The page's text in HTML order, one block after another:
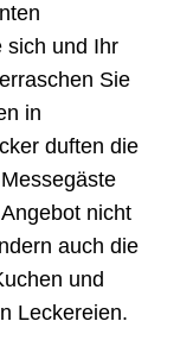
sich und Ihr
Sie
in
duften die
nicht
auch die
und
Leckereien.